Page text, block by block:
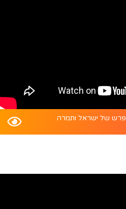
פרש של ישראל ותמרה